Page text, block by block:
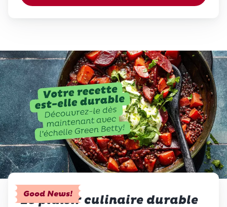
Good News!
Le plaisir culinaire durable